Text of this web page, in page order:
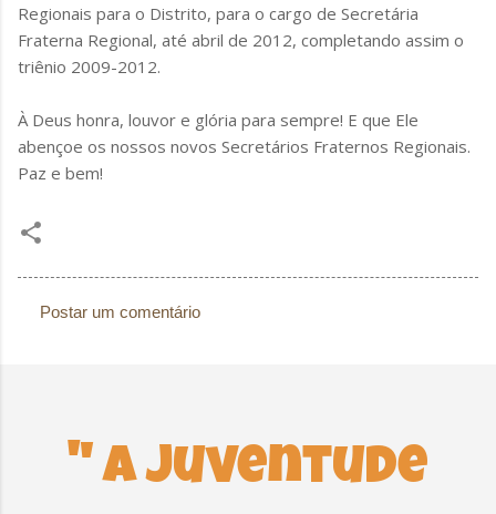
Regionais para o Distrito, para o cargo de Secretária
Fraterna Regional, até abril de 2012, completando assim o
triênio 2009-2012.
À Deus honra, louvor e glória para sempre! E que Ele
abençoe os nossos novos Secretários Fraternos Regionais.
Paz e bem!
C
Postar um comentário
" A Juventude